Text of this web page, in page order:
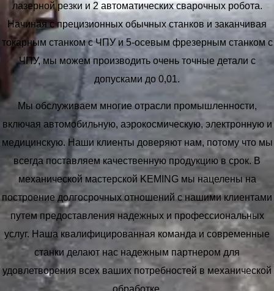
лазерной резки и 2 автоматических сварочных робота.
Начиная с прецизионных обычных станков и заканчивая
токарным станком с ЧПУ и 5-осевым фрезерным станком с
ЧПУ, мы можем производить очень точные детали с
допусками до 0,01.
Мы обслуживаем многие отрасли промышленности,
включая автомобильную, аэрокосмическую, электронную и
медицинскую. Наши клиенты доверяют нам, потому что мы
всегда поставляем качественную продукцию в срок. В
механической мастерской KEMING мы нацелены на
построение долгосрочных отношений с нашими клиентами
путем предоставления надежных и профессиональных
услуг. Наша квалифицированная команда и современные
станки делают нас надежным партнером для
удовлетворения всех ваших потребностей в механической